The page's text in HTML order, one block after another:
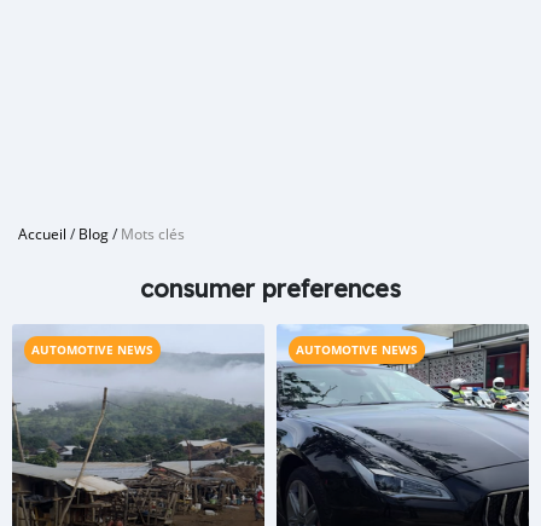
Accueil /Blog/Mots clés
consumer preferences
AUTOMOTIVE NEWS AUTOMOTIVE NEWS